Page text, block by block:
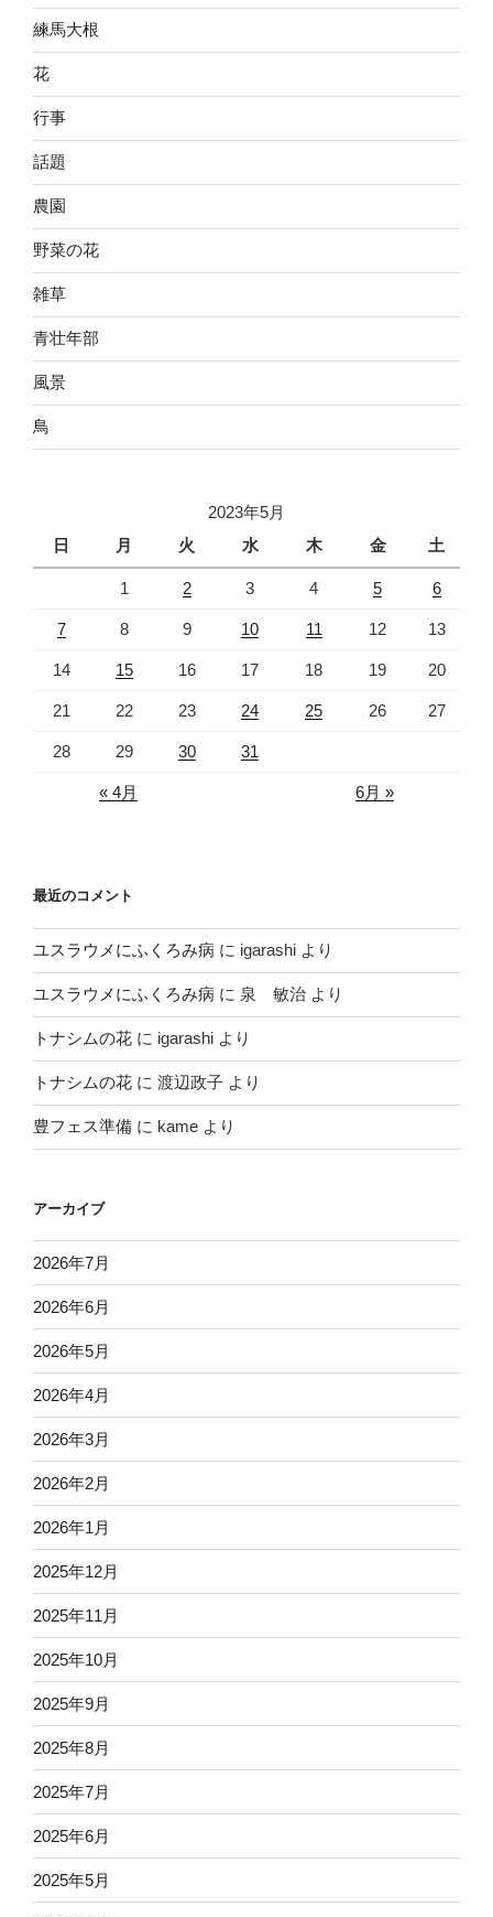
練馬大根
花
行事
話題
農園
野菜の花
雑草
青壮年部
風景
鳥
2023年5月
日
月 火 水 木 金 土
1 2 3 4 5 6
7 8 9 10 11 12 13
14 15 16 17 18 19 20
21 22 23 24 25 26 27
28 29 30 31
« 4月 6月 »
最近のコメント
ユスラウメにふくろみ病 に igarashi より
ユスラウメにふくろみ病 に 泉 敏治 より
トナシムの花 に igarashi より
トナシムの花 に 渡辺政子 より
豊フェス準備 に kame より
アーカイブ
2026年7月
2026年6月
2026年5月
2026年4月
2026年3月
2026年2月
2026年1月
2025年12月
2025年11月
2025年10月
2025年9月
2025年8月
2025年7月
2025年6月
2025年5月